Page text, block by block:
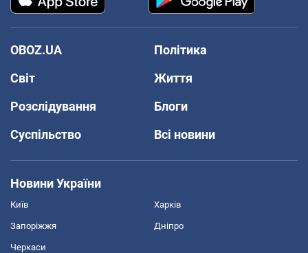
OBOZ.UA
Політика
Світ
Життя
Розслідування
Блоги
Суспільство
Всі новини
Новини України
Київ Харків
Запоріжжя Дніпро
Черкаси